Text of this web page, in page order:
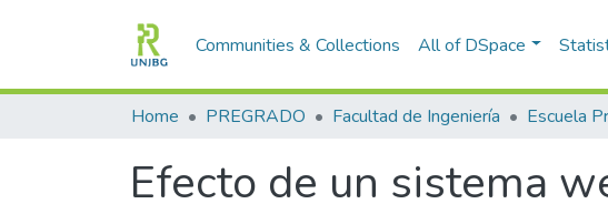
Communities & Collections All of DSpace
Home PREGRADO Facultad de Ingeniería
Efecto de un sistema